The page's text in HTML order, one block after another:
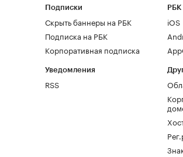
Подписки
Скрыть баннеры на РБК
Подписка на РБК
Корпоративная подписка
Уведомления
RSS
РБК
iOS